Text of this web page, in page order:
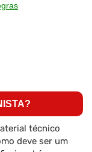
técnico
deve ser um